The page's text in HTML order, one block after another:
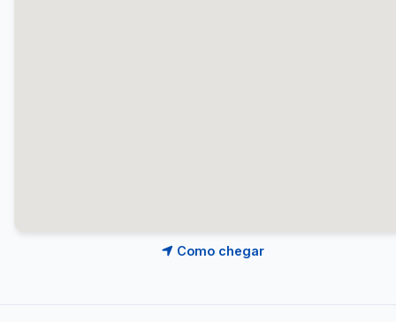
Como chegar